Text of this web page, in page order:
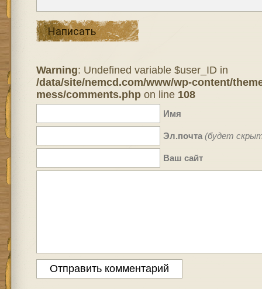
Написать
Warning: Undefined variable $user_ID in
/data/site/nemcd.com/www/wp-content/
mess/comments.phpon line 108
Имя
Эл.почта (будет
Ваш сайт